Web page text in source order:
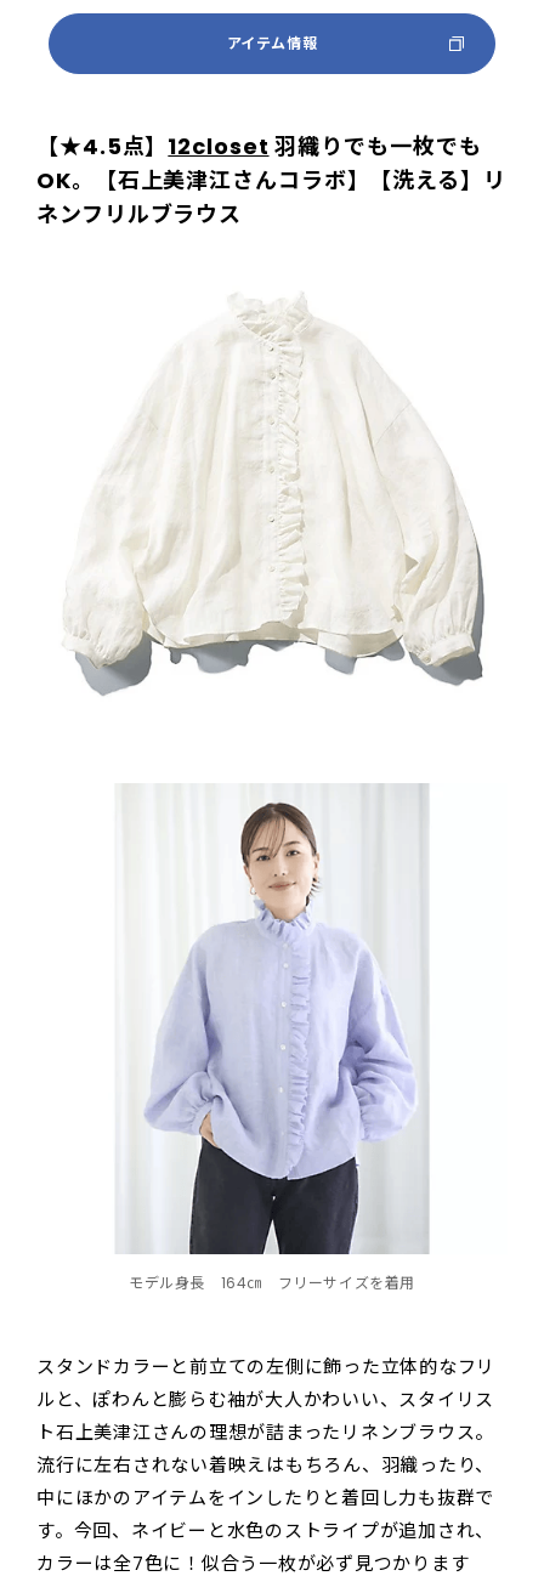
アイテム情報
【★4.5点】 12closet 羽織りでも一枚でも
OK。【石上美津江さんコラボ】【洗える】リ
ネンフリルブラウス
モデル身長 164㎝ フリーサイズを着用
スタンドカラーと前立ての左側に飾った立体的なフリ
ルと、ぽわんと膨らむ袖が大人かわいい、スタイリス
ト石上美津江さんの理想が詰まったリネンブラウス。
流行に左右されない着映えはもちろん、羽織ったり、
中にほかのアイテムをインしたりと着回し力も抜群で
す。今回、ネイビーと水色のストライプが追加され、
カラーは全7色に！似合う一枚が必ず見つかります